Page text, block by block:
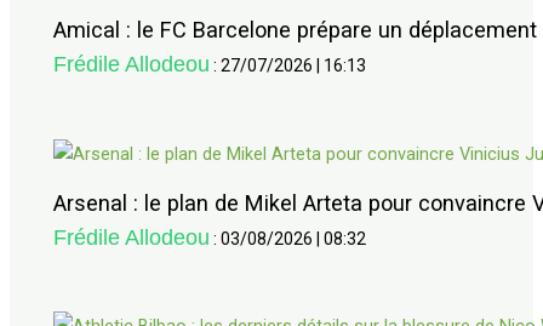
Amical : le FC Barcelone prépare un
Frédile Allodeou :27/07/2026 16:13
Arsenal : le plan de Mikel Arteta pour convaincre
Frédile Allodeou :03/08/2026 |08:32